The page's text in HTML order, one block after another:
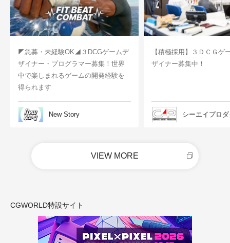
◤急募・未経験OK◢３DCGゲームデ
ザイナー・プログラマー募集！世界
中で楽しまれるゲームの開発経験を
得られます
New Story
【積極採用】３ＤＣＧゲ
ザイナー募集中！
シーエイプロ
VIEW MORE
CGWORLD特設サイト